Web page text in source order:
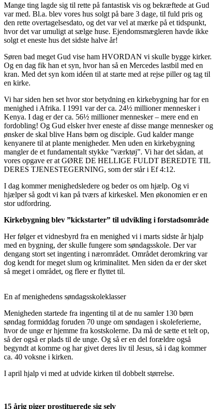
Mange ting lagde sig til rette på fantastisk vis og bekræftede at Gud
var med. Bl.a. blev vores hus solgt på bare 3 dage, til fuld pris og
den rette overtagelsesdato, og det var vel at mærke på et tidspunkt,
hvor det var umuligt at sælge huse. Ejendomsmægleren havde ikke
solgt et eneste hus det sidste halve år!
Søren bad meget Gud vise ham HVORDAN vi skulle bygge kirker.
Og en dag fik han et syn, hvor han så en Mercedes lastbil med en
kran. Med det syn kom idéen til at starte med at rejse piller og tag til
en kirke.
Vi har siden hen set hvor stor betydning en kirkebygning har for en
menighed i Afrika. I 1991 var der ca. 24½ millioner mennesker i
Kenya. I dag er der ca. 56½ millioner mennesker – mere end en
fordobling! Og Gud elsker hver eneste af disse mange mennesker og
ønsker de skal blive Hans børn og disciple. Gud kalder mange
kenyanere til at plante menigheder. Men uden en kirkebygning
mangler de et fundamentalt stykke ”værktøj”. Vi har det sådan, at
vores opgave er at GØRE DE HELLIGE FULDT BEREDTE TIL
DERES TJENESTEGERNING, som der står i Ef 4:12.
I dag kommer menighedsledere og beder os om hjælp. Og vi
hjælper så godt vi kan på tværs af kirkeskel. Men økonomien er en
stor udfordring.
Kirkebygning blev ”kickstarter” til udvikling i forstadsområde
Her følger et vidnesbyrd fra en menighed vi i marts sidste år hjalp
med en bygning, der skulle fungere som søndagsskole. Der var
dengang stort set ingenting i nærområdet. Området deromkring var
dog kendt for meget slum og kriminalitet. Men siden da er der sket
så meget i området, og flere er flyttet til.
En af menighedens søndagsskoleklasser
Menigheden startede fra ingenting til at de nu samler 130 børn
søndag formiddag foruden 70 unge om søndagen i skoleferierne,
hvor de unge er hjemme fra kostskolerne. Da må de sætte et telt op,
så der også er plads til de unge. Og så er en del forældre også
begyndt at komme og har givet deres liv til Jesus, så i dag kommer
ca. 40 voksne i kirken.
I april hjalp vi med at udvide kirken til dobbelt størrelse.
15 årig piger prostituerede sig selv